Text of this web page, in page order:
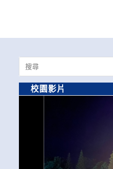
Search
for:
校園影片